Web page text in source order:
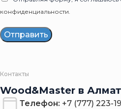
конфиденциальности.
Отправить
Контакты
Wood&Master в
Телефон: +7 (777) 223-